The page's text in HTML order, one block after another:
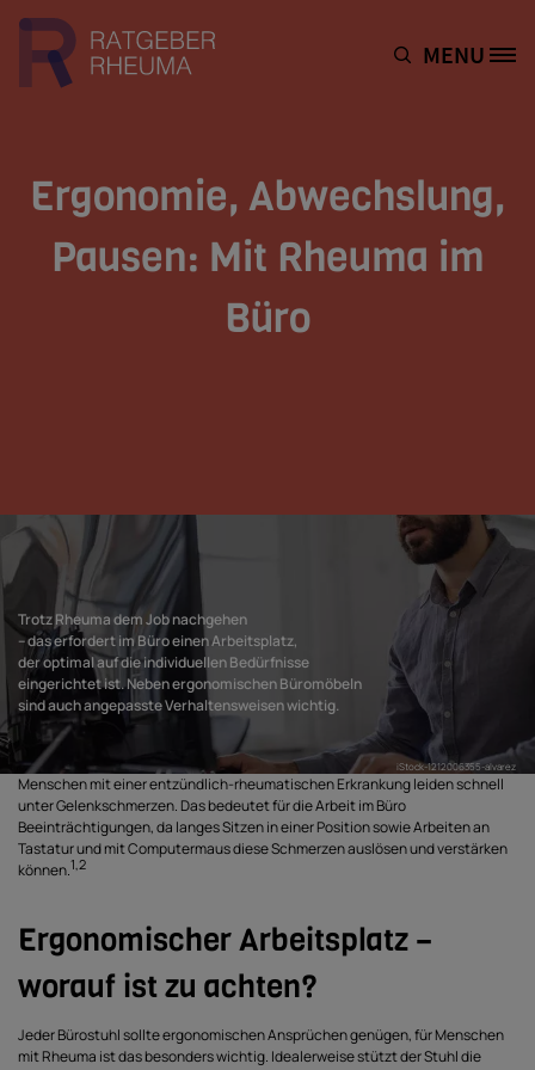
Site Logo MENU
Ergonomie, Abwechslung,
Pausen: Mit Rheuma im
Büro
Trotz Rheuma dem Job nachgehen
– das erfordert im Büro einen Arbeitsplatz,
der optimal auf die individuellen Bedürfnisse
eingerichtet ist. Neben ergonomischen Büromöbeln
sind auch angepasste Verhaltensweisen wichtig.
iStock-1212006355-alvarez
Menschen mit einer entzündlich-rheumatischen Erkrankung leiden schnell
unter Gelenkschmerzen. Das bedeutet für die Arbeit im Büro
Beeinträchtigungen, da langes Sitzen in einer Position sowie Arbeiten an
Tastatur und mit Computermaus diese Schmerzen auslösen und verstärken
können.1,2
Ergonomischer Arbeitsplatz –
worauf ist zu achten?
Jeder Bürostuhl sollte ergonomischen Ansprüchen genügen, für Menschen
mit Rheuma ist das besonders wichtig. Idealerweise stützt der Stuhl die